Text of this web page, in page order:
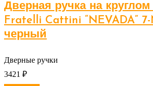
Дверная ручка на
Fratelli Cattini “NEVADA”
черный
Дверные ручки
3421 ₽